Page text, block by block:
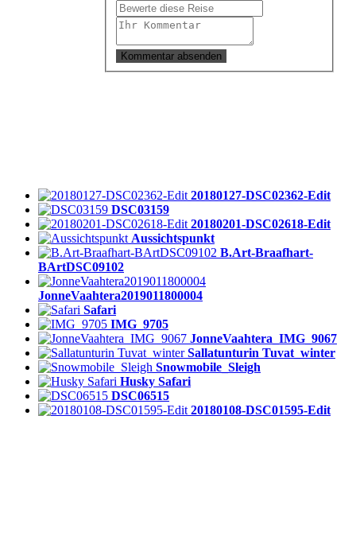
20180127-DSC02362-Edit
DSC03159
20180201-DSC02618-Edit
Aussichtspunkt
B.Art-Braafhart-
BArtDSC09102
JonneVaahtera2019011800004
Safari
IMG_9705
JonneVaahtera_IMG_9067
Sallatunturin Tuvat_winter
Snowmobile_Sleigh
Husky Safari
DSC06515
20180108-DSC01595-Edit